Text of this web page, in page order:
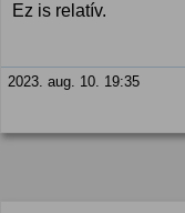
Ez is relatív.
2023. aug. 10. 19:35